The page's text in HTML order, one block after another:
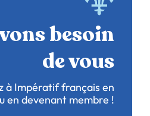
besoin
de vous
à Impératif français en
en devenant membre !